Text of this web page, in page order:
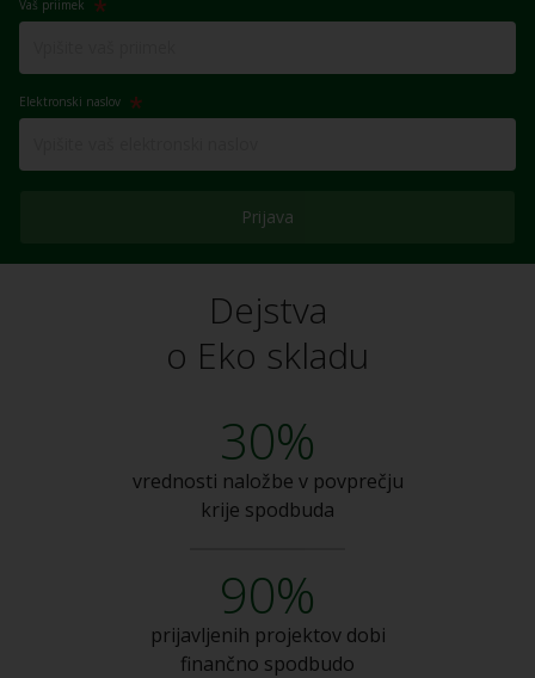
Vaš priimek
Elektronski naslov
Prijava
Dejstva
o Eko skladu
30%
vrednosti naložbe v povprečju
krije spodbuda
90%
prijavljenih projektov dobi
finančno spodbudo